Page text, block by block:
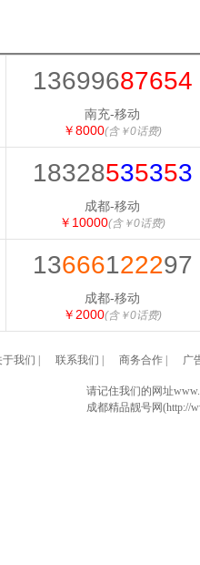
13699687654
南充-移动
￥8000(含￥0话费)
18328535353
成都-移动
￥10000(含￥0话费)
13666122297
成都-移动
￥2000(含￥0话费)
于我们 联系我们 商务合作| 广
请记住我们的网址
成都精品靓号网(http://